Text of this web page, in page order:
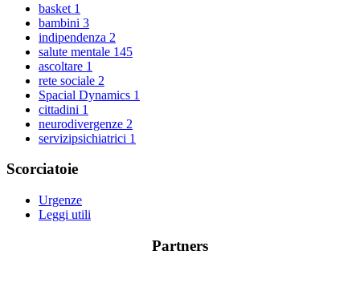
basket 1
bambini 3
indipendenza 2
salute mentale 145
ascoltare 1
rete sociale 2
Spacial Dynamics 1
cittadini 1
neurodivergenze 2
servizipsichiatrici 1
Scorciatoie
Urgenze
Leggi utili
Partners